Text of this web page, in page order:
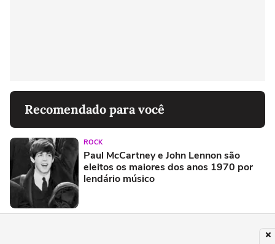
Recomendado para você
ROCK
Paul McCartney e John Lennon são
eleitos os maiores dos anos 1970 por
lendário músico